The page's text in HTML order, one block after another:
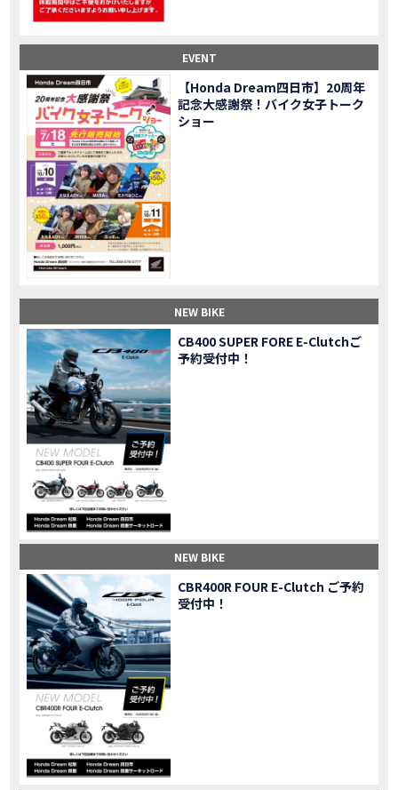
MOVIE オイル交換に行ったつもりが…まさかの大出費！？
「CRF250L」「CRF250L＜s＞」のカラーリング設定と 仕様を一部変更し発売
NEW BIKE 軽二輪スーパースポーツモデル「CBR250RR」の カラーバリエーションを変更し発売
MOVIE 【Honda Dream鈴鹿】20周年記念・大感謝祭イベント 大人気バイク女子が大集合・・Honda Dreamさんの人気を探ってきましたスペシャル！！メチャクチャ楽しかったです❤
NEW BIKE PROJECT BIG1 Final Edition CB 1300在庫車あります！
MOVIE 【バイク女子】急遽、愛車とお別れ…ついにあのバイクに乗れた
MOVIE 【バイク女子】オイル交換だけのつもりが、まさかのアレを交換することに！？
EVENT 【Honda Dream 鈴鹿２０周年記念大感謝祭】 多くの方のご来店ありがとうございました！
MOVIE 【CB650R E-Clutch】X-ADVでDCTに5年乗った私が素直にレビュー｜Honda X-ADV
MOVIE 【カブでアクセル全開】女性ライダーで耐久レース参戦！レースだけじゃないサーキットの楽しみ方|Honda supercub
MOVIE 【新型X-ADV】最初のカスタムはこれ！ガラスコーティングもしちゃいました|Honda X-ADV
三重県下 Honda Dream4店舗にて新春キャンペーンを開催
MOVIE 【速報】2025年モデルHonda X-ADV契約しました！新型のどこが凄いかチェックしてきた！
MOVIE 【女子ツーリング】秋の女子ツーリングin鳥羽・伊勢 【Honda Dream 松阪】
NEW BIKE スーパーカブFinal Edition/HELLP KITTY在庫車あります！
MOVIE 【CBR1000RR-R】スーパースポーツバイクで三重県の新スポットを巡る女子ツーリング|Honda CBR1000RRR Rebel1100 500 250
CAMPAIGN 三重県下 Honda Dreamにてレンタルバイクキャンペーン実施中💫
MOVIE 【アフリカツイン】憧れの大型バイクで1泊2日マスツーリング｜三重県〜静岡県｜Honda CL500 AfricaTwin
MOVIE 【女子ツーリング】穴場スポット満載！三重の美味しいもの・パワースポット！【Honda Dream 松阪】
MOVIE 【CBR600RR】憧れのSSバイクで女子ツーリング|三重県 松阪スタート！Honda Rebel250•500
MOVIE 【中級レベル】スクーター乗りの女性ライダーがライティングスクールに潜入【HMS】Honda 400X
MOVIE 【鈴鹿サーキット】ホンダモーターサイクリストスクールを体験してきました【バイク女子】
CAMPAIGN 【買取強化中】乗らないバイクはHonda Dreamへ！
MOVIE 【祝】Honda CL500納車「かなえさんバイク売れました！」連絡があり行ってきました
MOVIE 【シンガーソングライター茉ひるさんご来店】ホンダドリーム四日市
MOVIE 【ホンダドリーム鈴鹿サーキットロード】オープン当日イベントレポ！
MOVIE 【鈴鹿サーキットに近い！】ホンダドリーム鈴鹿サーキットロードOPEN！ #茉ひる
MOVIE CL500売却！X-ADVオーナーの素直な理由。〇〇で納得の買取してもらいました|Honda X-ADV
MOVIE 【梅本まどかさんコラボ】CIVIC TYPE R♪スタッフオススメの鈴鹿ドライブへ！【後編】
MOVIE 憧れの大型バイク試乗！4輪走行は驚きの…【Honda GoldWing AfricaTwin】試乗会in鈴鹿ツインサーキット
【鈴鹿ツインサーキット】バイク＆クルマ夢のコラボイベント！「HCM２＆４サーキットフェス」レポ
MOVIE 全員初対面！バイク女子6人がツーリング行ったらwww
EVENT
【Honda Dream四日市】20周年
記念大感謝祭！バイク女子トーク
ショー
NEW BIKE
CB400 SUPER FORE E-Clutchご
予約受付中！
NEW BIKE
CBR400R FOUR E-Clutch ご予約
受付中！